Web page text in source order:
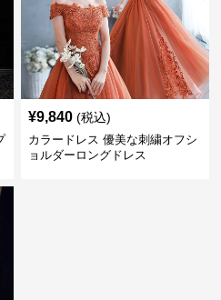
¥9,840 (税込)
カラードレス 優美な刺繍オフシ
ョルダーロングドレス